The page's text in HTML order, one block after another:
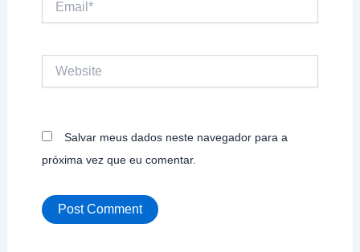
Salvar meus dados neste navegador para a
próxima vez que eu comentar.